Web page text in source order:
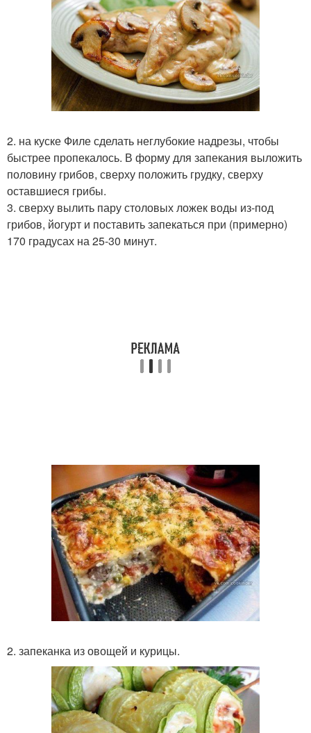
2. на куске Филе сделать неглубокие надрезы, чтобы
быстрее пропекалось. В форму для запекания выложить
половину грибов, сверху положить грудку, сверху
оставшиеся грибы.
3. сверху вылить пару столовых ложек воды из-под
грибов, йогурт и поставить запекаться при (примерно)
170 градусах на 25-30 минут.
2. запеканка из овощей и курицы.